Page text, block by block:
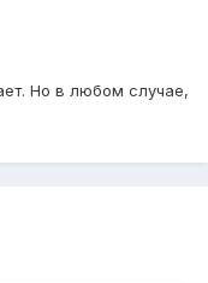
Но в любом случае,